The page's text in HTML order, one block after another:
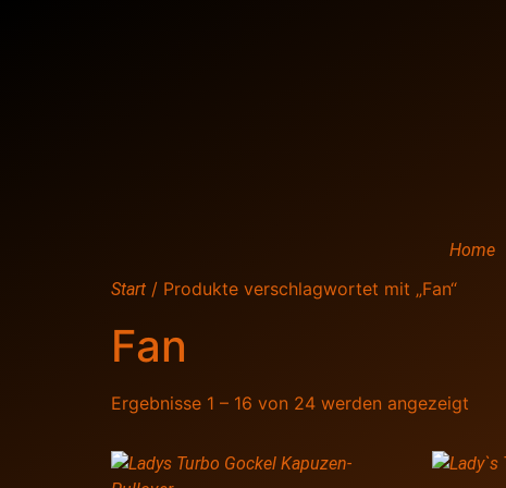
Home
Start / Produkte verschlagwortet mit „Fan“
Fan
Ergebnisse 1 – 16 von 24 werden angezeigt